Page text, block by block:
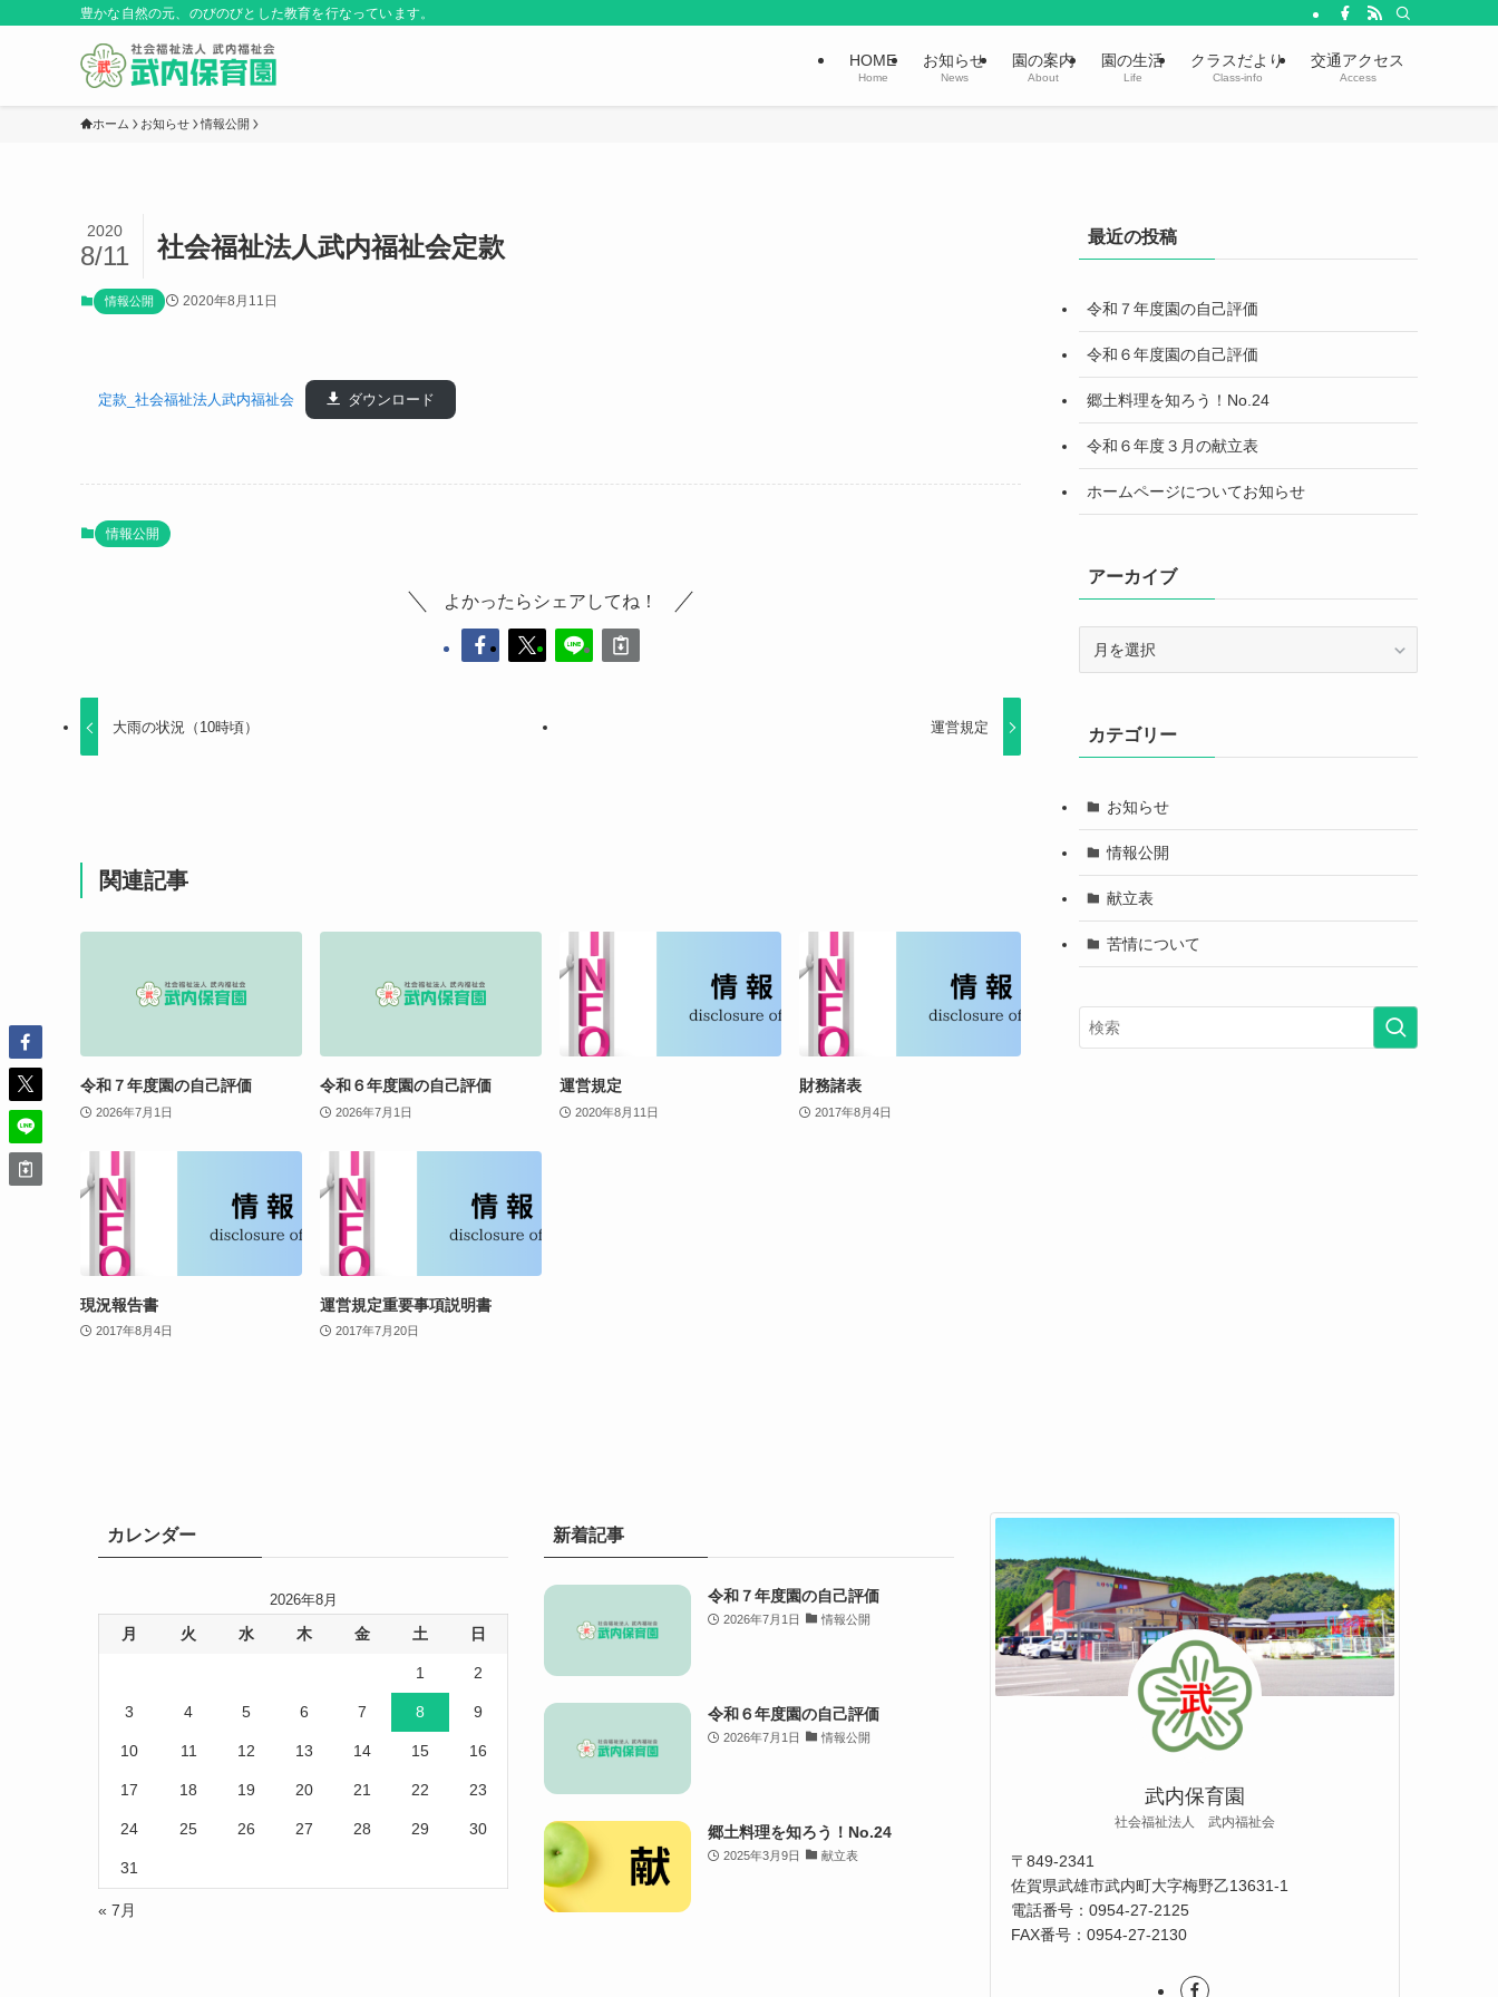
豊かな自然の元、のびのびとした教育を行なっています。
HOME
Home
お知らせ
News
園の案内
About
園の生活
Life
クラスだより
Class-info
交通アクセス
Access
ホーム お知らせ 情報公開
社会福祉法人武内福祉会定款
2020
8/11
情報公開 2020年8月11日
定款_社会福祉法人武内福祉会 ダウンロード
情報公開
よかったらシェアしてね！
大雨の状況（10時頃） 運営規定
関連記事
令和７年度園の自己評価
2026年7月1日
令和６年度園の自己評価
2026年7月1日
運営規定
2020年8月11日
財務諸表
2017年8月4日
現況報告書
2017年8月4日
運営規定重要事項説明書
2017年7月20日
最近の投稿
令和７年度園の自己評価
令和６年度園の自己評価
郷土料理を知ろう！No.24
令和６年度３月の献立表
ホームページについてお知らせ
アーカイブ
ブカテゴリー
お知らせ
情報公開
献立表
苦情について
カレンダー
2026年8月
月 火 水 木 金 土 日
1 2
3 4 5 6 7 8 9
10 11 12 13 14 15 16
17 18 19 20 21 22 23
24 25 26 27 28 29 30
31
« 7月
新着記事
令和７年度園の自己評価
2026年7月1日 情報公開
令和６年度園の自己評価
2026年7月1日 情報公開
郷土料理を知ろう！No.24
2025年3月9日 献立表
武内保育園
社会福祉法人 武内福祉会
〒849-2341
佐賀県武雄市武内町大字梅野乙13631-1
電話番号：0954-27-2125
FAX番号：0954-27-2130